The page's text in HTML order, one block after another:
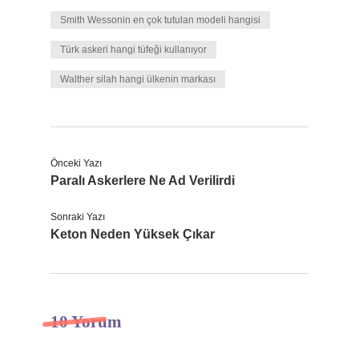
Smith Wessonin en çok tutulan modeli hangisi
Türk askeri hangi tüfeği kullanıyor
Walther silah hangi ülkenin markası
Önceki Yazı
Paralı Askerlere Ne Ad Verilirdi
Sonraki Yazı
Keton Neden Yüksek Çıkar
10 Yorum